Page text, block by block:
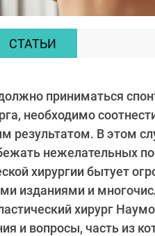
СТАТЬИ
приниматься
необходимо
результатом. В этом
нежелательных
хирургии бытует
изданиями и
хирург
и вопросы, часть из